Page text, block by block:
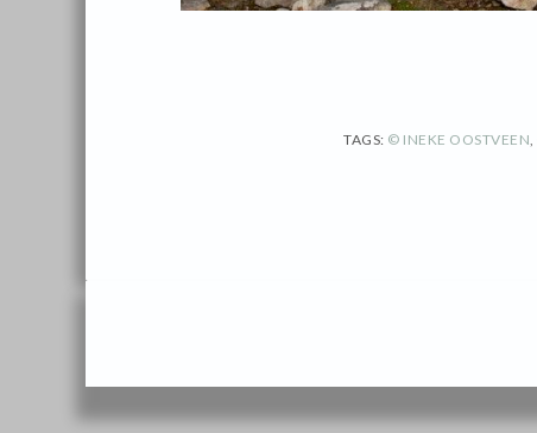
TAGS: © INEKE OOSTVEEN